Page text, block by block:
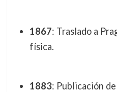
1867: Traslado a
física.
1883: Publicación de